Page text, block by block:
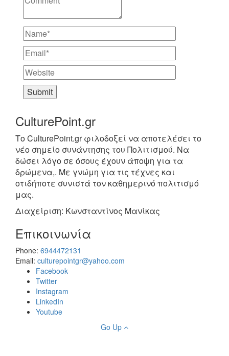
CulturePoint.gr
Το CulturePoint.gr φιλοδοξεί να αποτελέσει το
νέο σημείο συνάντησης του Πολιτισμού. Να
δώσει λόγο σε όσους έχουν άποψη για τα
δρώμενα,. Με γνώμη για τις τέχνες και
οτιδήποτε συνιστά τον καθημερινό πολιτισμό
μας.
Διαχείριση: Κωνσταντίνος Μανίκας
Επικοινωνία
Phone: 6944472131
Email: culturepointgr@yahoo.com
Facebook
Twitter
Instagram
LinkedIn
Youtube
Go Up